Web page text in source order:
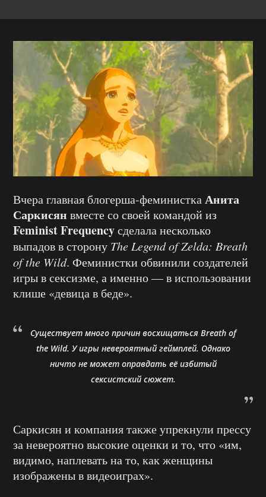
Вчера главная блогерша-феминисткаАнита
Саркисян вместе со своей командой из
Feminist Frequencyсделала несколько
выпадов в сторону The Legend of Zelda: Breath
of the Wild. Феминистки обвинили создателей
игры в сексизме, а именно — в использовании
клише «девица в беде».
Существует много причин восхищаться Breath of
the Wild. У игры невероятный геймплей. Однако
ничто не может оправдать её избитый
сексистский сюжет.
Саркисян и компания также упрекнули прессу
за невероятно высокие оценки и то, что «им,
видимо, наплевать на то, как женщины
изображены в видеоиграх».